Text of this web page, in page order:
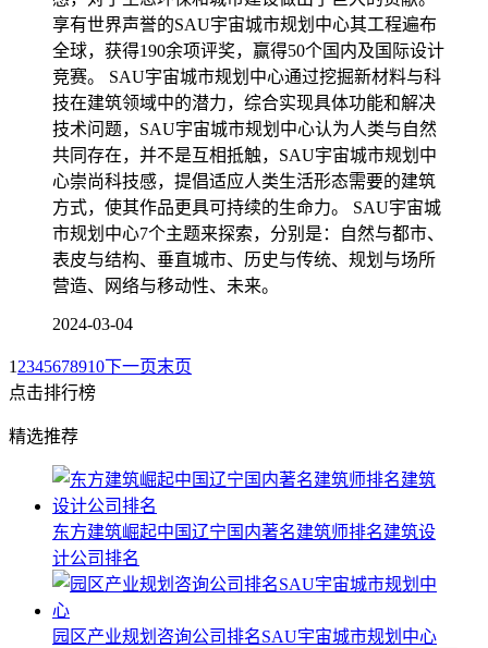
享有世界声誉的SAU宇宙城市规划中心其工程遍布
全球，获得190余项评奖，赢得50个国内及国际设计
竞赛。 SAU宇宙城市规划中心通过挖掘新材料与科
技在建筑领域中的潜力，综合实现具体功能和解决
技术问题，SAU宇宙城市规划中心认为人类与自然
共同存在，并不是互相抵触，SAU宇宙城市规划中
心崇尚科技感，提倡适应人类生活形态需要的建筑
方式，使其作品更具可持续的生命力。 SAU宇宙城
市规划中心7个主题来探索，分别是：自然与都市、
表皮与结构、垂直城市、历史与传统、规划与场所
营造、网络与移动性、未来。
2024-03-04
1 2345678910下一页末页
点击排行榜
精选推荐
东方建筑崛起中国辽宁国内著名建筑师排名建筑设
计公司排名
园区产业规划咨询公司排名SAU宇宙城市规划中心